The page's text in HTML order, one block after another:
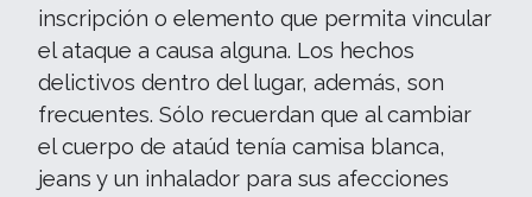
inscripción o elemento que permita vincular
el ataque a causa alguna. Los hechos
delictivos dentro del lugar, además, son
frecuentes. Sólo recuerdan que al cambiar
el cuerpo de ataúd tenía camisa blanca,
jeans y un inhalador para sus afecciones